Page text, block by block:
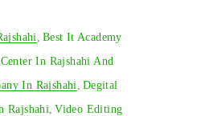
Best It Academy
In Rajshahi And
In Rajshahi
Degital
Rajshahi Video Editing